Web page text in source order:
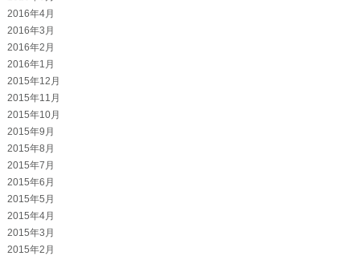
2016年4月
2016年3月
2016年2月
2016年1月
2015年12月
2015年11月
2015年10月
2015年9月
2015年8月
2015年7月
2015年6月
2015年5月
2015年4月
2015年3月
2015年2月